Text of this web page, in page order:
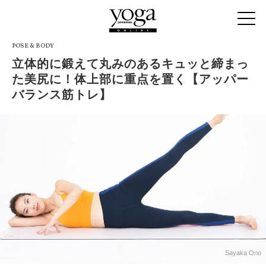
POSE & BODY
立体的に鍛えて丸みのあるキュッと締まっ
た美尻に！体上部に重点を置く【アッパー
バランス筋トレ】
Sayaka Ono